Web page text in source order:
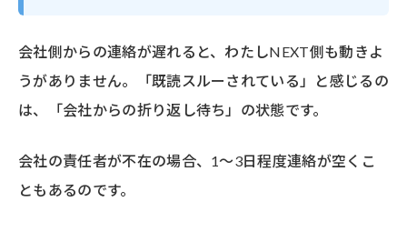
会社側からの連絡が遅れると、わたしNEXT側も動きよ
うがありません。「既読スルーされている」と感じるの
は、「会社からの折り返し待ち」の状態です。
会社の責任者が不在の場合、1〜3日程度連絡が空くこ
ともあるのです。